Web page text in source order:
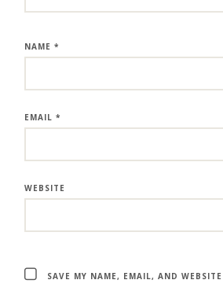
NAME*
EMAIL*
WEBSITE
SAVE MY NAME, EMAIL, AND